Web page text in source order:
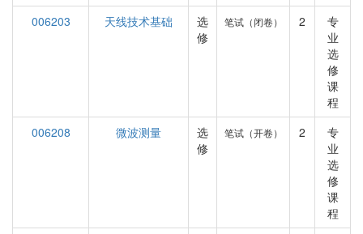
006203
天线技术基础
选
修
笔试（闭卷） 2
专
业
选
修
课
程
006208
微波测量
选
修
笔试（开卷） 2
专
业
选
修
课
程